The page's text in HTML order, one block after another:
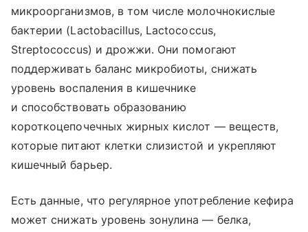
микроорганизмов, в том числе молочнокислые
бактерии (Lactobacillus, Lactococcus,
Streptococcus) и дрожжи. Они помогают
поддерживать баланс микробиоты, снижать
уровень воспаления в кишечнике
и способствовать образованию
короткоцепочечных жирных кислот — веществ,
которые питают клетки слизистой и укрепляют
кишечный барьер.
Есть данные, что регулярное употребление кефира
может снижать уровень зонулина — белка,